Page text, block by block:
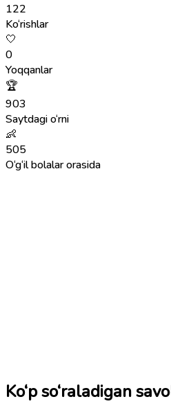
122
Ko‘rishlar
🤍
0
Yoqqanlar
🏆
903
Saytdagi o‘rni
👶
505
O‘g‘il bolalar orasida
Ko‘p so‘raladigan